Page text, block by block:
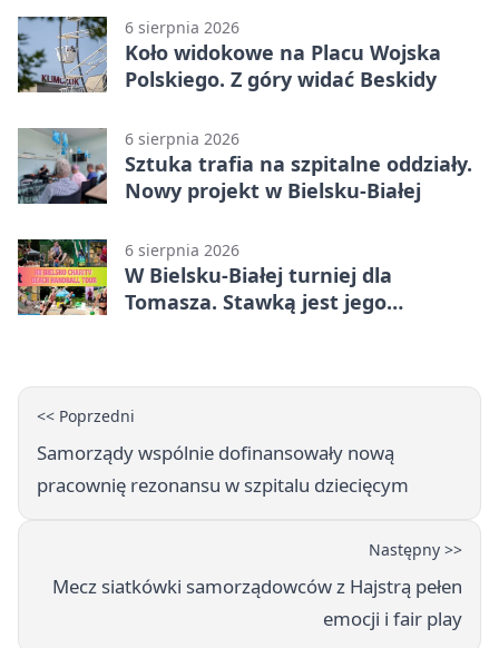
6 sierpnia 2026
Koło widokowe na Placu Wojska
Polskiego. Z góry widać Beskidy
6 sierpnia 2026
Sztuka trafia na szpitalne oddziały.
Nowy projekt w Bielsku-Białej
6 sierpnia 2026
W Bielsku-Białej turniej dla
Tomasza. Stawką jest jego
<< Poprzedni
Samorządy wspólnie dofinansowały nową
pracownię rezonansu w szpitalu dziecięcym
Następny >>
Mecz siatkówki samorządowców z Hajstrą pełen
emocji i fair play